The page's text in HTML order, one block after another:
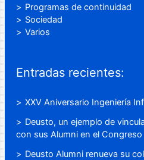
Programas de continuidad
Sociedad
Varios
Entradas recientes:
XXV Aniversario Ingeniería
Deusto, un ejemplo de
con sus Alumni en el
Deusto Alumni renueva su